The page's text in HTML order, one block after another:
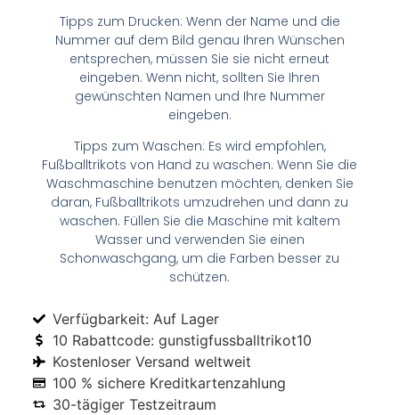
Tipps zum Drucken: Wenn der Name und die
Nummer auf dem Bild genau Ihren Wünschen
entsprechen, müssen Sie sie nicht erneut
eingeben. Wenn nicht, sollten Sie Ihren
gewünschten Namen und Ihre Nummer
eingeben.
Tipps zum Waschen: Es wird empfohlen,
Fußballtrikots von Hand zu waschen. Wenn Sie die
Waschmaschine benutzen möchten, denken Sie
daran, Fußballtrikots umzudrehen und dann zu
waschen. Füllen Sie die Maschine mit kaltem
Wasser und verwenden Sie einen
Schonwaschgang, um die Farben besser zu
schützen.
Verfügbarkeit: Auf Lager
10 Rabattcode: gunstigfussballtrikot10
Kostenloser Versand weltweit
100 % sichere Kreditkartenzahlung
30-tägiger Testzeitraum